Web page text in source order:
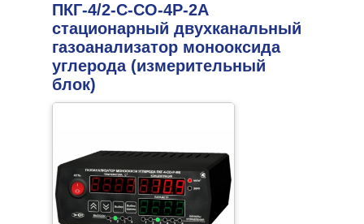
ПКГ-4/2-C-СО-4Р-2А
стационарный двухканальный
газоанализатор монооксида
углерода (измерительный
блок)